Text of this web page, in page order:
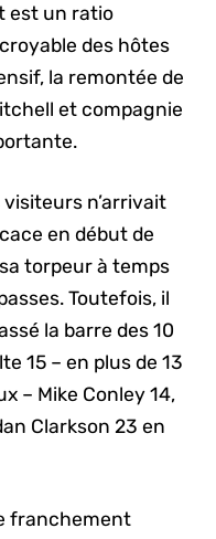
est un ratio
des hôtes
la remontée de
et compagnie
n’arrivait
en début de
torpeur à temps
Toutefois, il
la barre des 10
15 – en plus de 13
– Mike Conley 14,
Clarkson 23 en
franchement